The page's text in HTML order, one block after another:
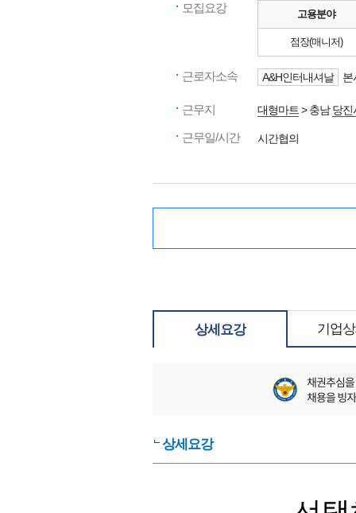
모집요강 고용분야
점장(매니저)
근로자소속 A&H인터내셔날 본
근무지 대형마트 > 충남당진
근무일/시간 시간협의
상세요강 기업
상세요강